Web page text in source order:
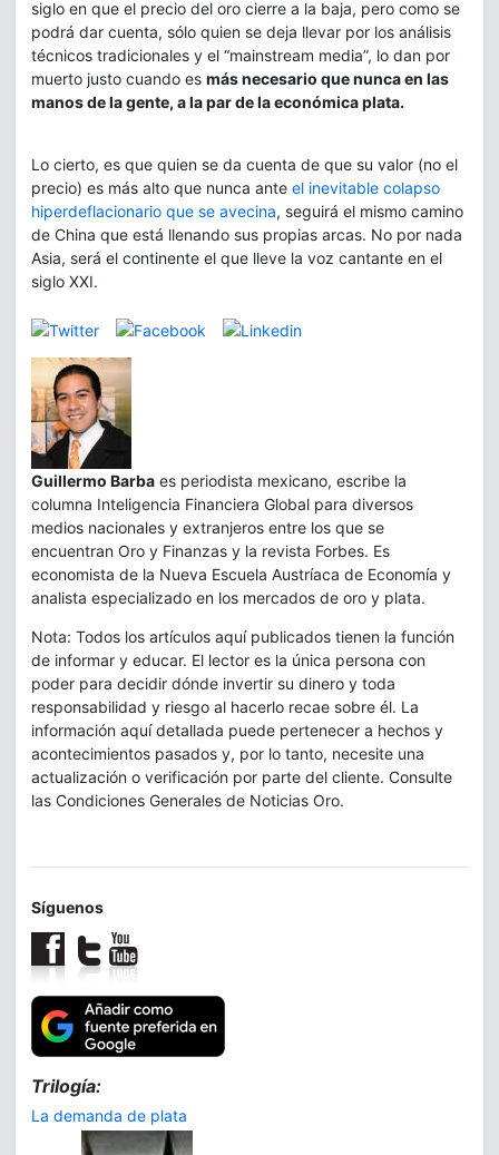
siglo en que el precio del oro cierre a la baja, pero como se
podrá dar cuenta, sólo quien se deja llevar por los análisis
técnicos tradicionales y el “mainstream media”, lo dan por
muerto justo cuando es más necesario que nunca en las
manos de la gente, a la par de la económica plata.
Lo cierto, es que quien se da cuenta de que su valor (no el
precio) es más alto que nunca ante el inevitable colapso
hiperdeflacionario que se avecina, seguirá el mismo camino
de China que está llenando sus propias arcas. No por nada
Asia, será el continente el que lleve la voz cantante en el
siglo XXI.
Guillermo Barba es periodista mexicano, escribe la
columna Inteligencia Financiera Global para diversos
medios nacionales y extranjeros entre los que se
encuentran Oro y Finanzas y la revista Forbes. Es
economista de la Nueva Escuela Austríaca de Economía y
analista especializado en los mercados de oro y plata.
Nota: Todos los artículos aquí publicados tienen la función
de informar y educar. El lector es la única persona con
poder para decidir dónde invertir su dinero y toda
responsabilidad y riesgo al hacerlo recae sobre él. La
información aquí detallada puede pertenecer a hechos y
acontecimientos pasados y, por lo tanto, necesite una
actualización o verificación por parte del cliente. Consulte
las Condiciones Generales de Noticias Oro.
Síguenos
Trilogía:
La demanda de plata